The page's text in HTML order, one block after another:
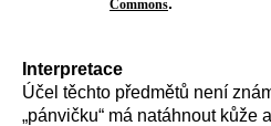
Commons
Interpretace
Účel těchto předmětů není
„pánvičku“ má natáhnout kůže